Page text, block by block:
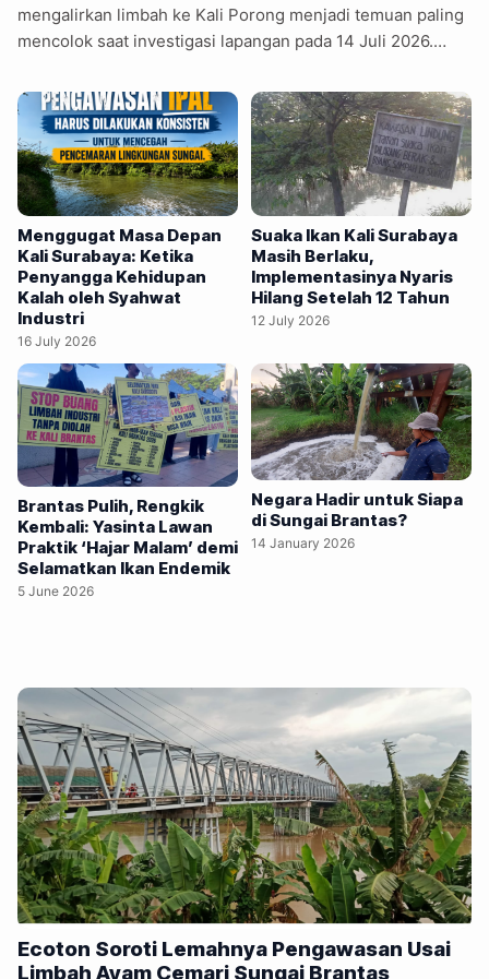
mengalirkan limbah ke Kali Porong menjadi temuan paling
mencolok saat investigasi lapangan pada 14 Juli 2026.
953 ppm dan DO di outlet sebesar 3,3 mg/L, sehingga
diperlukan analisis laboratorium lanjutan untuk
memastikan kondisi perairan. Kali Porong merupakan
salah satu cabang Sungai Brantas sepanjang sekitar 46
kilometer yang dimanfaatkan untuk irigasi, industri,
perikanan, dan kebutuhan rumah tangga. Koridor sungai ini
dilintasi kawasan industri padat serta menjadi ruang hidup
bagi ratusan ribu penduduk di wilayah Sidoarjo dan
Pasuruan. Pengalaman mengikuti investigasi bersama
Perkumpulan Telapak Indonesia mengubah cara saya
memandang…
Menggugat Masa Depan
Kali Surabaya: Ketika
Penyangga Kehidupan
Kalah oleh Syahwat
Industri
16 July 2026
Suaka Ikan Kali Surabaya
Masih Berlaku,
Implementasinya Nyaris
Hilang Setelah 12 Tahun
12 July 2026
Brantas Pulih, Rengkik
Kembali: Yasinta Lawan
Praktik ‘Hajar Malam’ demi
Selamatkan Ikan Endemik
5 June 2026
Negara Hadir untuk Siapa
di Sungai Brantas?
14 January 2026
Ecoton Soroti Lemahnya Pengawasan Usai
Limbah Ayam Cemari Sungai Brantas